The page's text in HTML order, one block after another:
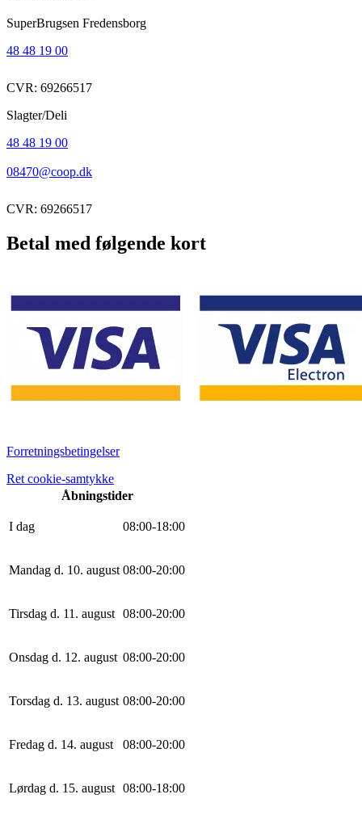
SuperBrugsen Fredensborg
48 48 19 00
CVR: 69266517
Slagter/Deli
48 48 19 00
08470@coop.dk
CVR: 69266517
Betal med følgende kort
Forretningsbetingelser
Ret cookie-samtykke
Åbningstider
I dag 08:00-18:00
Mandag d. 10. august 08:00-20:00
Tirsdag d. 11. august 08:00-20:00
Onsdag d. 12. august 08:00-20:00
Torsdag d. 13. august 08:00-20:00
Fredag d. 14. august 08:00-20:00
Lørdag d. 15. august 08:00-18:00